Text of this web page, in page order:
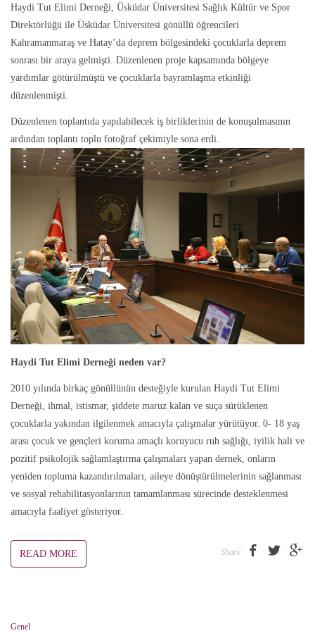
Haydi Tut Elimi Derneği, Üsküdar Üniversitesi Sağlık Kültür ve Spor
Direktörlüğü ile Üsküdar Üniversitesi gönüllü öğrencileri
Kahramanmaraş ve Hatay’da deprem bölgesindeki çocuklarla deprem
sonrası bir araya gelmişti. Düzenlenen proje kapsamında bölgeye
yardımlar götürülmüştü ve çocuklarla bayramlaşma etkinliği
düzenlenmişti.
Düzenlenen toplantıda yapılabilecek iş birliklerinin de konuşulmasının
ardından toplantı toplu fotoğraf çekimiyle sona erdi.
Haydi Tut Elimi Derneği neden var?
2010 yılında birkaç gönüllünün desteğiyle kurulan Haydi Tut Elimi
Derneği, ihmal, istismar, şiddete maruz kalan ve suça sürüklenen
çocuklarla yakından ilgilenmek amacıyla çalışmalar yürütüyor. 0- 18 yaş
arası çocuk ve gençleri koruma amaçlı koruyucu ruh sağlığı, iyilik hali ve
pozitif psikolojik sağlamlaştırma çalışmaları yapan dernek, onların
yeniden topluma kazandırılmaları, aileye dönüştürülmelerinin sağlanması
ve sosyal rehabilitasyonlarının tamamlanması sürecinde desteklenmesi
amacıyla faaliyet gösteriyor.
READ MORE Share
Genel